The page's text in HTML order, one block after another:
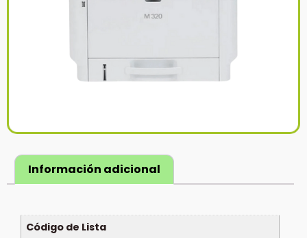
Información adicional
Código de Lista